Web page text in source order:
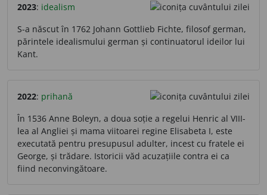
2023: idealism
S-a născut în 1762 Johann Gottlieb Fichte, filosof german,
părintele idealismului german și continuatorul ideilor lui
Kant.
2022: prihană
În 1536 Anne Boleyn, a doua soție a regelui Henric al VIII-
lea al Angliei și mama viitoarei regine Elisabeta I, este
executată pentru presupusul adulter, incest cu fratele ei
George, și trădare. Istoricii văd acuzațiile contra ei ca
fiind neconvingătoare.